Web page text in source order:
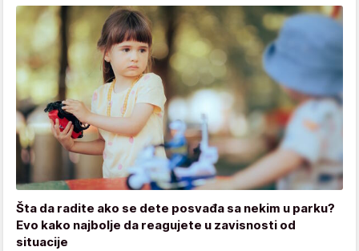
Šta da radite ako se dete posvađa sa nekim u parku?
Evo kako najbolje da reagujete u zavisnosti od
situacije